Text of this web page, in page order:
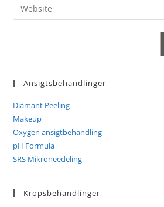
Ansigtsbehandlinger
Diamant Peeling
Makeup
Oxygen ansigtbehandling
pH Formula
SRS Mikroneedeling
Kropsbehandlinger